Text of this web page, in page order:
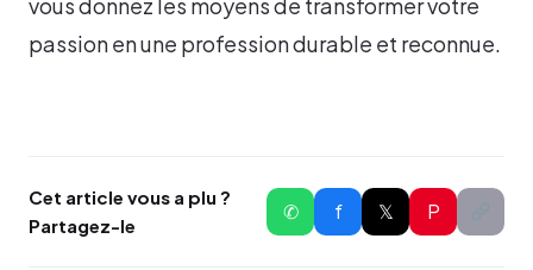
passion en une profession durable et reconnue.
Cet article vous a plu ?
Partagez-le
✆ f 𝕏 P